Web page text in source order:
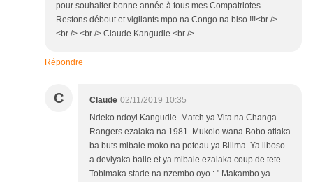
pour souhaiter bonne année à tous mes Compatriotes.
Restons débout et vigilants mpo na Congo na biso !!!<br />
<br /> <br /> Claude Kangudie.<br />
Répondre
C Claude 02/11/2019 10:35
Ndeko ndoyi Kangudie. Match ya Vita na Changa
Rangers ezalaka na 1981. Mukolo wana Bobo atiaka
ba buts mibale moko na poteau ya Bilima. Ya liboso
a deviyaka balle et ya mibale ezalaka coup de tete.
Tobimaka stade na nzembo oyo : " Makambo ya